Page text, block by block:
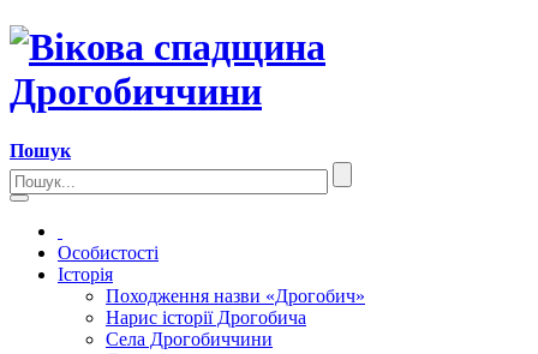
Пошук
Особистості
Історія
Походження назви «Дрогобич»
Нарис історії Дрогобича
Села Дрогобиччини